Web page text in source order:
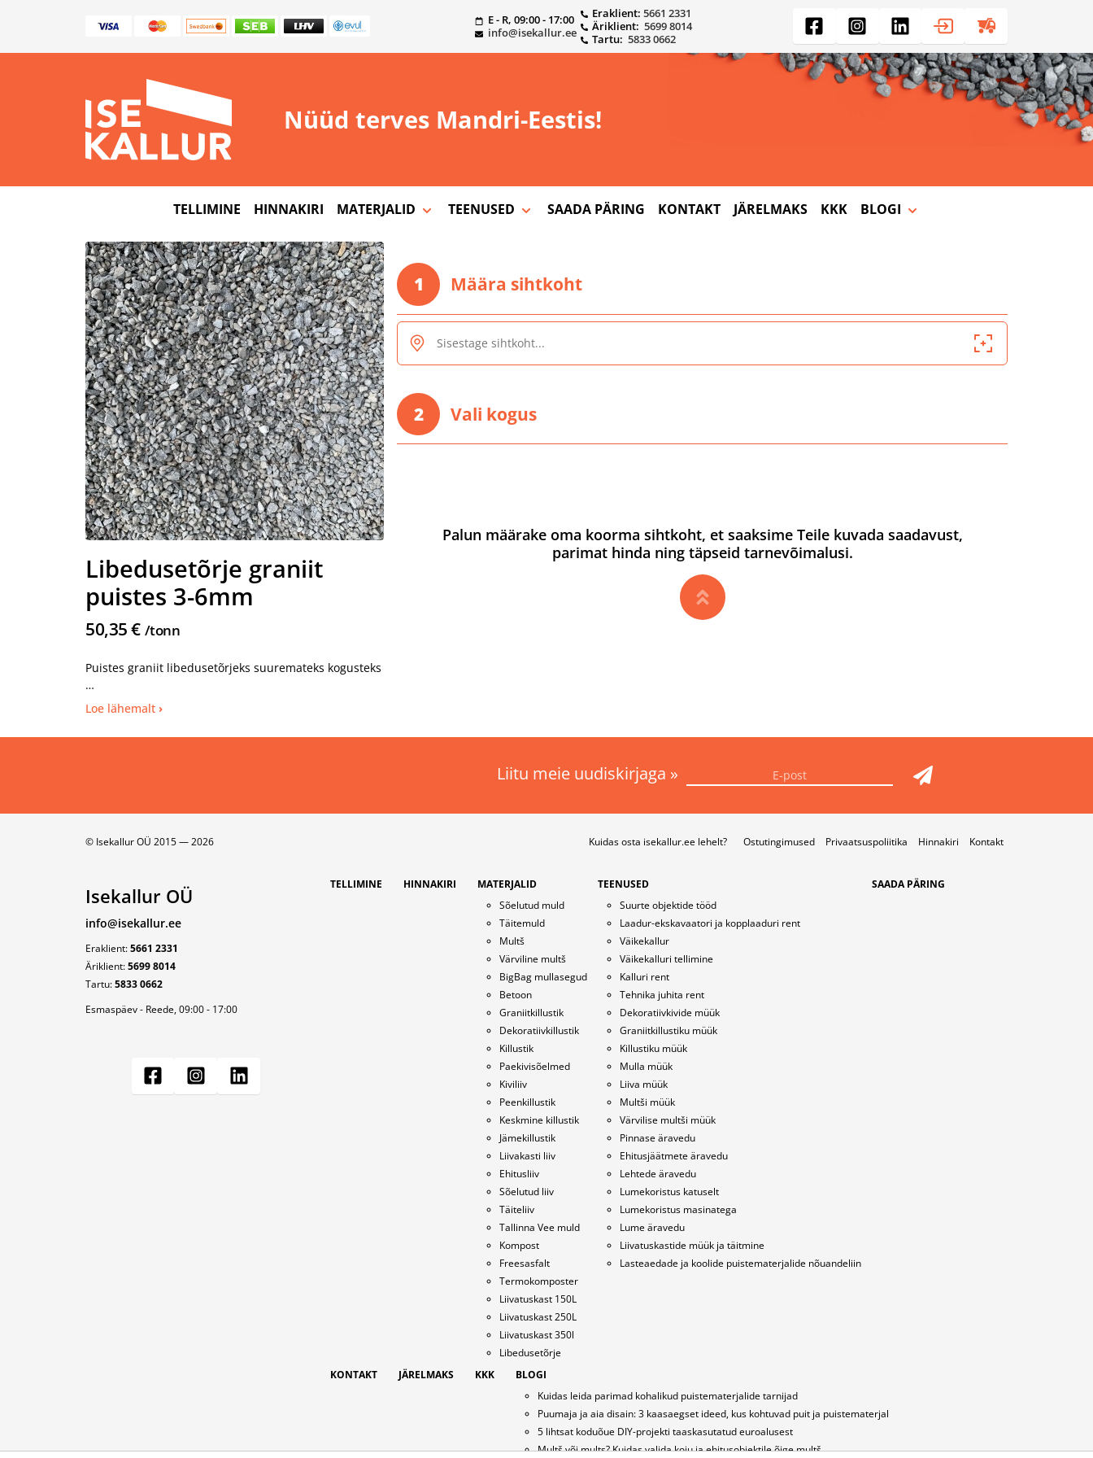
E - R, 09:00 - 17:00
info@isekallur.ee
Eraklient: 5661 2331
Äriklient: 5699 8014
Tartu: 5833 0662
Nüüd terves Mandri-Eestis!
TELLIMINE HINNAKIRI MATERJALID TEENUSED SAADA PÄRING KONTAKT JÄRELMAKS KKK BLOGI
Libedusetõrje graniit
puistes 3-6mm
50,35 € /tonn
Puistes graniit libedusetõrjeks suuremateks kogusteks
Libedusetõrje eesmärgiks on vähendada jää ning
tehakse peamiselt teedel, tänavatel, kõnniteedel ja
vigastusi.
Mugavus: Hästi hooldatud teed ja kõnniteed tagavad
mugava liikumise ka talvisel ajal.
Loe lähemalt
1 Määra sihtkoht
2 Vali kogus
Palun määrake oma koorma sihtkoht, et saaksime Teile kuvada saadavust,
parimat hinda ning täpseid tarnevõimalusi.
Liitu meie uudiskirjaga »
© Isekallur OÜ 2015 — 2026 Kuidas osta isekallur.ee lehelt? Ostutingimused Privaatsuspoliitika Hinnakiri Kontakt
Isekallur OÜ
info@isekallur.ee
Eraklient:5661 2331
Äriklient:5699 8014
Tartu:5833 0662
Esmaspäev - Reede, 09:00 - 17:00
TELLIMINE HINNAKIRI
MATERJALID
Sõelutud muld
Täitemuld
Multš
Värviline multš
BigBag mullasegud
Betoon
Graniitkillustik
Dekoratiivkillustik
Killustik
Paekivisõelmed
Kiviliiv
Peenkillustik
Keskmine killustik
Jämekillustik
Liivakasti liiv
Ehitusliiv
Sõelutud liiv
Täiteliiv
Tallinna Vee muld
Kompost
Freesasfalt
Termokomposter
Liivatuskast 150L
Liivatuskast 250L
Liivatuskast 350l
Libedusetõrje
TEENUSED
Suurte objektide tööd
Laadur-ekskavaatori ja kopplaaduri rent
Väikekallur
Väikekalluri tellimine
Kalluri rent
Tehnika juhita rent
Dekoratiivkivide müük
Graniitkillustiku müük
Killustiku müük
Mulla müük
Liiva müük
Multši müük
Värvilise multši müük
Pinnase äravedu
Ehitusjäätmete äravedu
Lehtede äravedu
Lumekoristus katuselt
Lumekoristus masinatega
Lume äravedu
Liivatuskastide müük ja täitmine
Lasteaedade ja koolide puistematerjalide nõuandeliin
SAADA PÄRING
KONTAKT JÄRELMAKS KKK
BLOGI
Kuidas leida parimad kohalikud puistematerjalide tarnijad
Puumaja ja aia disain: 3 kaasaegset ideed, kus kohtuvad puit ja puistematerjal
5 lihtsat koduõue DIY-projekti taaskasutatud euroalusest
Multš või mults? Kuidas valida koju ja ehitusobjektile õige multš